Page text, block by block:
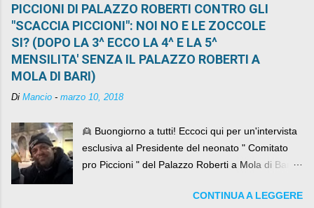
PICCIONI DI PALAZZO ROBERTI CONTRO GLI
"SCACCIA PICCIONI": NOI NO E LE ZOCCOLE
SI? (DOPO LA 3^ ECCO LA 4^ E LA 5^
MENSILITA' SENZA IL PALAZZO ROBERTI A
MOLA DI BARI)
Di Mancio - marzo 10, 2018
👱 Buongiorno a tutti! Eccoci qui per un'intervista
esclusiva al Presidente del neonato " Comitato
pro Piccioni " del Palazzo Roberti a Mola di Bari ,
come definirlo... signor?....CONTINUA A LEGGERE